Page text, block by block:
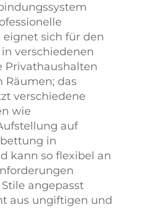
sich für den
verschiedenen
Privathaushalten
Räumen; das
verschiedene
wie
auf
in
kann so flexibel an
angepasst
aus ungiftigen und